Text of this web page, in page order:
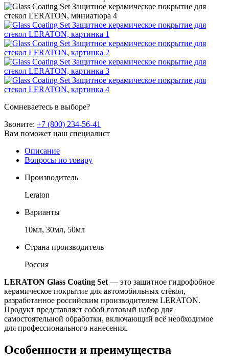
Сомневаетесь в выборе?
Звоните: +7 (800) 234-56-41
Вам поможет наш специалист
Описание
Вопросы по товару
Производитель
Leraton
Варианты
10мл, 30мл, 50мл
Страна производитель
Россия
LERATON Glass Coating Set — это защитное гидрофобное
керамическое покрытие для автомобильных стёкол,
разработанное российским производителем LERATON.
Продукт представляет собой готовый набор для
самостоятельной обработки, включающий всё необходимое
для профессионального нанесения.
Особенности и преимущества